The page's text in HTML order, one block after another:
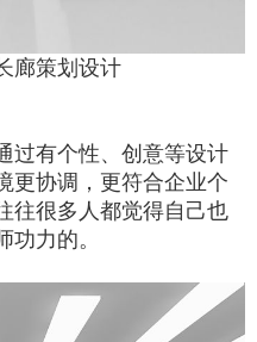
廊策划设计
过有个性、创意等设计
更协调，更符合企业个
往很多人都觉得自己也
力的。